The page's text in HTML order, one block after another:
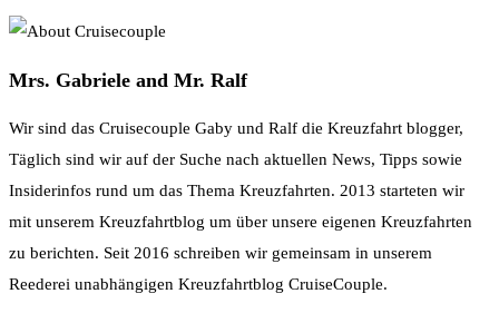
Mrs. Gabriele and Mr. Ralf
Wir sind das Cruisecouple Gaby und Ralf die Kreuzfahrt blogger,
Täglich sind wir auf der Suche nach aktuellen News, Tipps sowie
Insiderinfos rund um das Thema Kreuzfahrten. 2013 starteten wir
mit unserem Kreuzfahrtblog um über unsere eigenen Kreuzfahrten
zu berichten. Seit 2016 schreiben wir gemeinsam in unserem
Reederei unabhängigen Kreuzfahrtblog CruiseCouple.